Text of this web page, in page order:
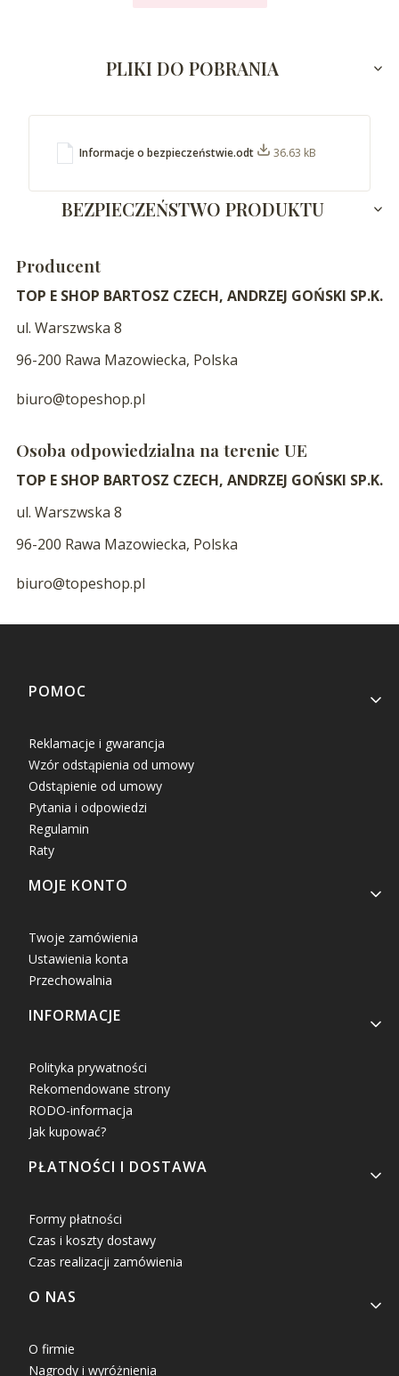
PLIKI DO POBRANIA
Informacje o bezpieczeństwie.odt 36.63 kB
BEZPIECZEŃSTWO PRODUKTU
Producent
TOP E SHOP BARTOSZ CZECH, ANDRZEJ GOŃSKI SP.K.
ul. Warszwska 8
96-200 Rawa Mazowiecka, Polska
biuro@topeshop.pl
Osoba odpowiedzialna na terenie UE
TOP E SHOP BARTOSZ CZECH, ANDRZEJ GOŃSKI SP.K.
ul. Warszwska 8
96-200 Rawa Mazowiecka, Polska
biuro@topeshop.pl
Linki w stopce
POMOC
Reklamacje i gwarancja
Wzór odstąpienia od umowy
Odstąpienie od umowy
Pytania i odpowiedzi
Regulamin
Raty
MOJE KONTO
Twoje zamówienia
Ustawienia konta
Przechowalnia
INFORMACJE
Polityka prywatności
Rekomendowane strony
RODO-informacja
Jak kupować?
PŁATNOŚCI I DOSTAWA
Formy płatności
Czas i koszty dostawy
Czas realizacji zamówienia
O NAS
O firmie
Nagrody i wyróżnienia